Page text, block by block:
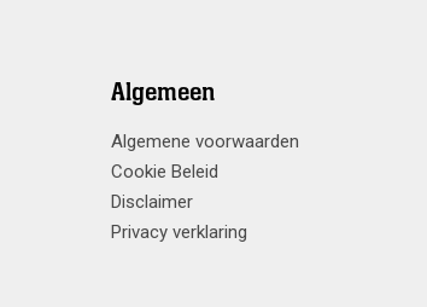
Algemeen
Algemene voorwaarden
Cookie Beleid
Disclaimer
Privacy verklaring